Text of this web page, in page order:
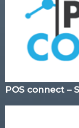
POS connect –